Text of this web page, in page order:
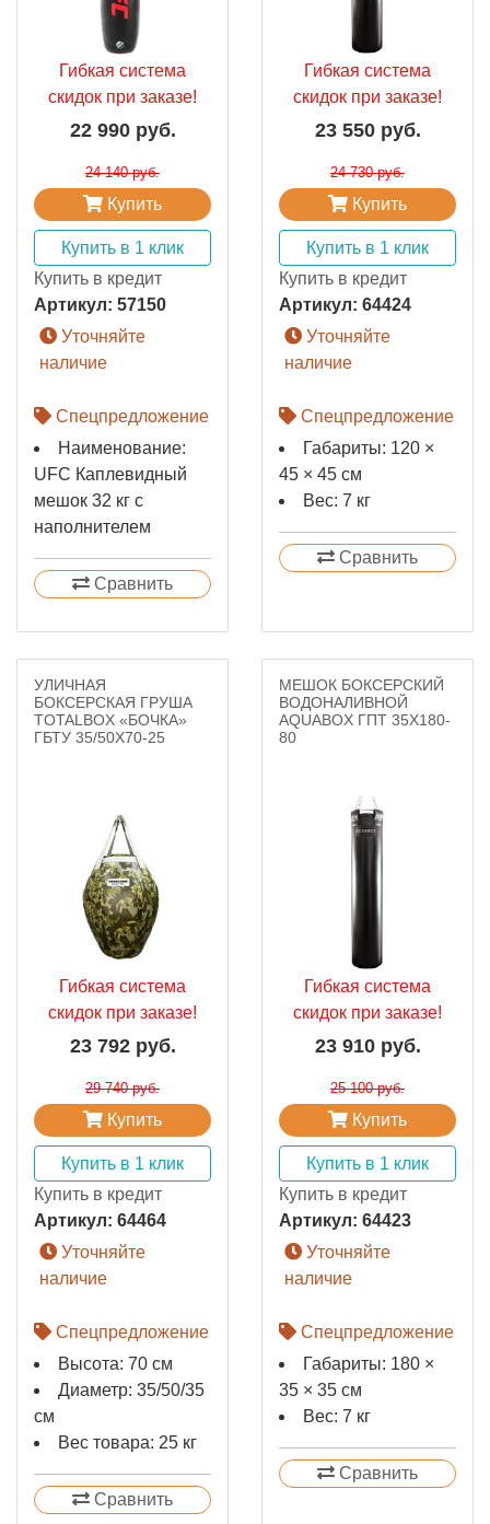
Гибкая система
скидок при заказе!
22 990 руб.
24 140 руб.
Купить
Купить в 1 клик
Купить в кредит
Артикул: 57150
Уточняйте
наличие
Спецпредложение
Наименование:
UFC Каплевидный
мешок 32 кг с
наполнителем
Сравнить
Гибкая система
скидок при заказе!
23 550 руб.
24 730 руб.
Купить
Купить в 1 клик
Купить в кредит
Артикул: 64424
Уточняйте
наличие
Спецпредложение
Габариты: 120 ×
45 × 45 см
Вес: 7 кг
Сравнить
УЛИЧНАЯ
БОКСЕРСКАЯ ГРУША
TOTALBOX «БОЧКА»
ГБТУ 35/50Х70-25
Гибкая система
скидок при заказе!
23 792 руб.
29 740 руб.
Купить
Купить в 1 клик
Купить в кредит
Артикул: 64464
Уточняйте
наличие
Спецпредложение
Высота: 70 см
Диаметр: 35/50/35
см
Вес товара: 25 кг
Сравнить
МЕШОК БОКСЕРСКИЙ
ВОДОНАЛИВНОЙ
AQUABOX ГПТ 35X180-
80
Гибкая система
скидок при заказе!
23 910 руб.
25 100 руб.
Купить
Купить в 1 клик
Купить в кредит
Артикул: 64423
Уточняйте
наличие
Спецпредложение
Габариты: 180 ×
35 × 35 см
Вес: 7 кг
Сравнить